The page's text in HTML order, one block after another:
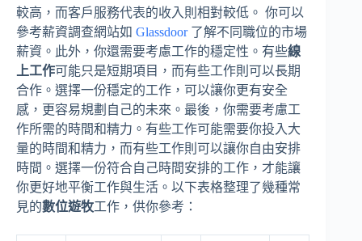
較高，而客戶服務代表的收入則相對較低。 你可以
參考薪資調查網站如 Glassdoor了解不同職位的市場
薪資。此外，你還需要考慮工作的穩定性。有些線
上工作可能只是短期項目，而有些工作則可以長期
合作。選擇一份穩定的工作，可以讓你更有安全
感，更容易規劃自己的未來。最後，你需要考慮工
作所需的時間和精力。有些工作可能需要你投入大
量的時間和精力，而有些工作則可以讓你自由安排
時間。選擇一份符合自己時間安排的工作，才能讓
你更好地平衡工作與生活。以下表格整理了幾種常
見的數位遊牧工作，供你參考：